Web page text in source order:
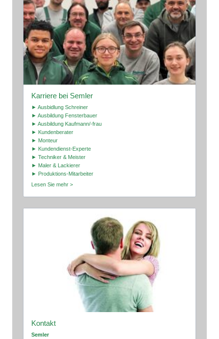
Karriere bei Semler
► Ausbidlung Schreiner
► Ausbildung Fensterbauer
► Ausbildung Kaufmann/-frau
► Kundenberater
► Monteur
► Kundendienst-Experte
► Techniker & Meister
► Maler & Lackierer
► Produktions-Mitarbeiter
Lesen Sie mehr >
Kontakt
Semler